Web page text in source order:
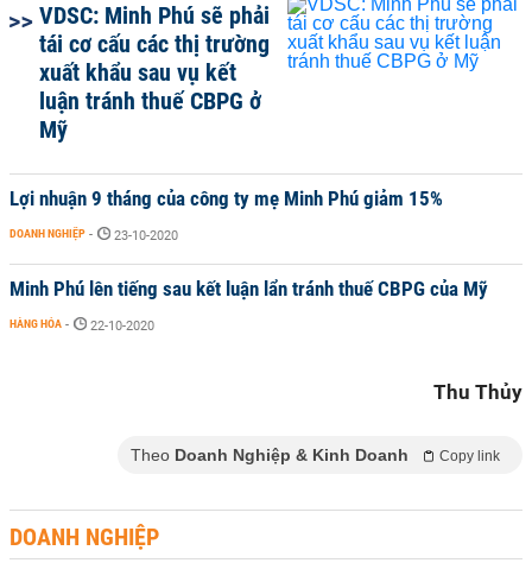
VDSC: Minh Phú sẽ phải
tái cơ cấu các thị trường
xuất khẩu sau vụ kết
luận tránh thuế CBPG ở
Mỹ
Lợi nhuận 9 tháng của công ty mẹ Minh Phú giảm 15%
DOANH NGHIỆP - 23-10-2020
Minh Phú lên tiếng sau kết luận lẩn tránh thuế CBPG của Mỹ
HÀNG HÓA - 22-10-2020
Thu Thủy
Theo Doanh Nghiệp & Kinh Doanh Copy link
DOANH NGHIỆP